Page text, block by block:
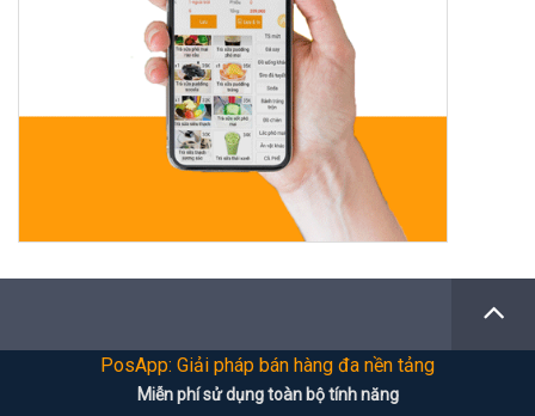
PosApp: Giải pháp bán hàng đa nền tảng
Miễn phí sử dụng toàn bộ tính năng